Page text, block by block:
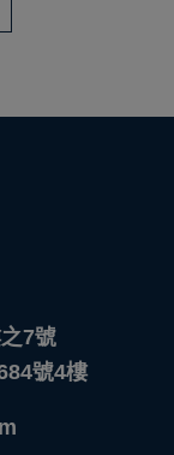
7號
號4樓